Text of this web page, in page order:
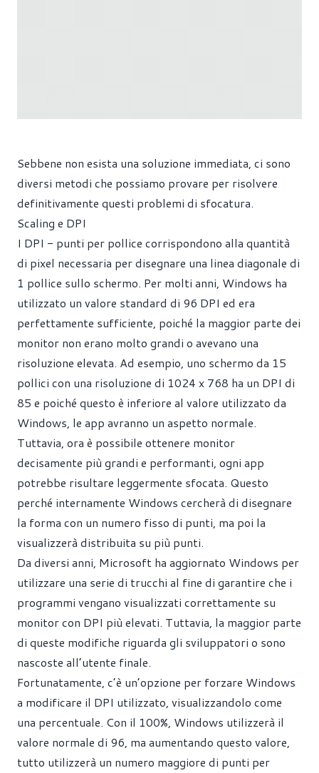
Sebbene non esista una soluzione immediata, ci sono
diversi metodi che possiamo provare per risolvere
definitivamente questi problemi di sfocatura.
Scaling e DPI
I DPI - punti per pollice corrispondono alla quantità
di pixel necessaria per disegnare una linea diagonale di
1 pollice sullo schermo. Per molti anni, Windows ha
utilizzato un valore standard di 96 DPI ed era
perfettamente sufficiente, poiché la maggior parte dei
monitor non erano molto grandi o avevano una
risoluzione elevata. Ad esempio, uno schermo da 15
pollici con una risoluzione di 1024 x 768 ha un DPI di
85 e poiché questo è inferiore al valore utilizzato da
Windows, le app avranno un aspetto normale.
Tuttavia, ora è possibile ottenere monitor
decisamente più grandi e performanti, ogni app
potrebbe risultare leggermente sfocata. Questo
perché internamente Windows cercherà di disegnare
la forma con un numero fisso di punti, ma poi la
visualizzerà distribuita su più punti.
Da diversi anni, Microsoft ha aggiornato Windows per
utilizzare una serie di trucchi al fine di garantire che i
programmi vengano visualizzati correttamente su
monitor con DPI più elevati. Tuttavia, la maggior parte
di queste modifiche riguarda gli sviluppatori o sono
nascoste all’utente finale.
Fortunatamente, c’è un’opzione per forzare Windows
a modificare il DPI utilizzato, visualizzandolo come
una percentuale. Con il 100%, Windows utilizzerà il
valore normale di 96, ma aumentando questo valore,
tutto utilizzerà un numero maggiore di punti per